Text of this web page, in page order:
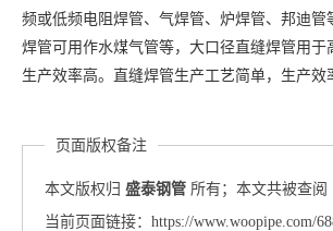
频或低频电阻焊管、气焊管、炉焊管、邦迪
焊管可用作水煤气管等，大口径直缝焊管用
生产效率高。直缝焊管生产工艺简单，生产效
页面版权备注
本文版权归盛泰钢管 所有；本文共被查阅
当前页面链接：https://www.woopipe.com/